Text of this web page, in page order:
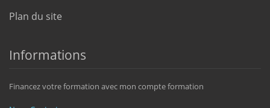
Plan du site
Informations
Financez votre formation avec mon compte formation